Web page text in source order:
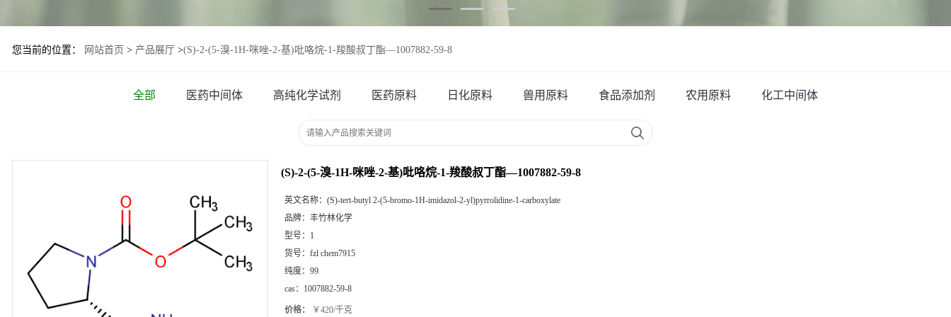
您当前的位置： 网站首页 > 产品展厅 >(S)-2-(5-溴-1H-咪唑-2-基)吡咯烷-1-羧酸叔丁酯—1007882-59-8
全部 医药中间体 高纯化学试剂 医药原料 日化原料 兽用原料 食品添加剂 农用原料 化工中间体
(S)-2-(5-溴-1H-咪唑-2-基)吡咯烷-1-羧酸叔丁酯—1007882-59-8
英文名称： (S)-tert-butyl 2-(5-bromo-1H-imidazol-2-yl)pyrrolidine-1-carboxylate
品牌： 丰竹林化学
型号： 1
货号： fzl chem7915
纯度： 99
cas： 1007882-59-8
价格： ￥420/千克